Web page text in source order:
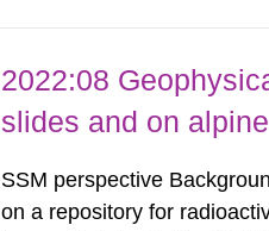
2022:08
slides and on
SSM perspective
on a repository for